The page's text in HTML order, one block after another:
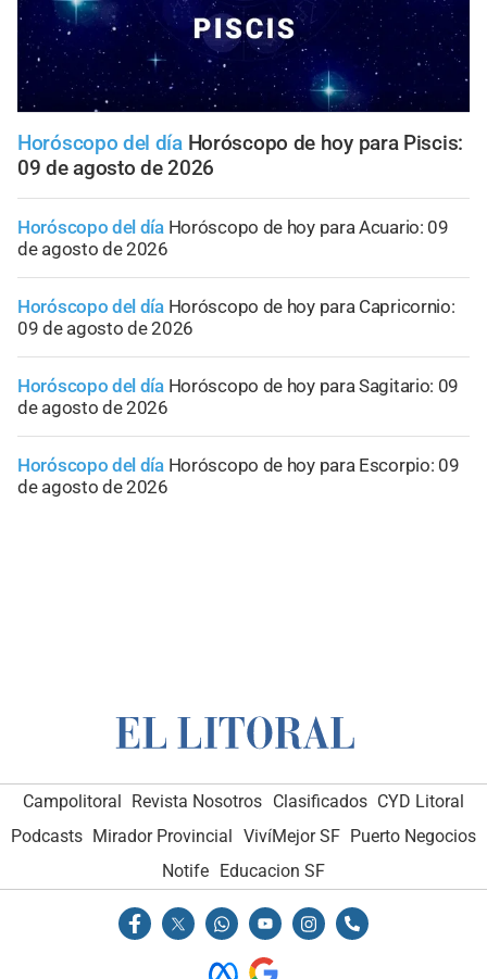
Horóscopo del día Horóscopo de hoy para Piscis:
09 de agosto de 2026
Horóscopo del día Horóscopo de hoy para Acuario: 09
de agosto de 2026
Horóscopo del día Horóscopo de hoy para Capricornio:
09 de agosto de 2026
Horóscopo del día Horóscopo de hoy para Sagitario: 09
de agosto de 2026
Horóscopo del día Horóscopo de hoy para Escorpio: 09
de agosto de 2026
Campolitoral Revista Nosotros Clasificados CYD Litoral
Podcasts Mirador Provincial VivíMejor SF Puerto Negocios
Notife Educacion SF